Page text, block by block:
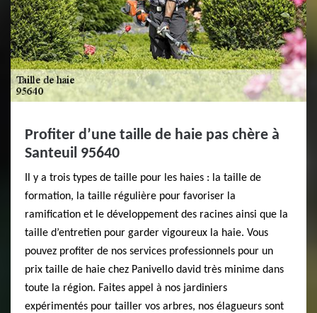
Profiter d’une taille de haie pas chère à
Santeuil 95640
Il y a trois types de taille pour les haies : la taille de
formation, la taille régulière pour favoriser la
ramification et le développement des racines ainsi que la
taille d’entretien pour garder vigoureux la haie. Vous
pouvez profiter de nos services professionnels pour un
prix taille de haie chez Panivello david très minime dans
toute la région. Faites appel à nos jardiniers
expérimentés pour tailler vos arbres, nos élagueurs sont